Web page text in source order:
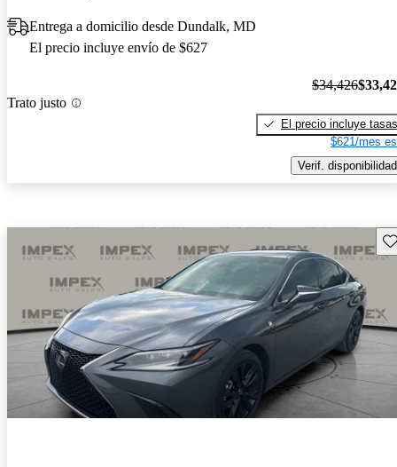
Entrega a domicilio desde Dundalk, MD
El precio incluye envío de $627
Trato justo
$34,426
El precio incluye tasas
$621/mes
Verif. disponibilidad